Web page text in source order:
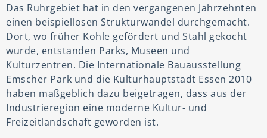
Das Ruhrgebiet hat in den vergangenen Jahrzehnten
einen beispiellosen Strukturwandel durchgemacht.
Dort, wo früher Kohle gefördert und Stahl gekocht
wurde, entstanden Parks, Museen und
Kulturzentren. Die Internationale Bauausstellung
Emscher Park und die Kulturhauptstadt Essen 2010
haben maßgeblich dazu beigetragen, dass aus der
Industrieregion eine moderne Kultur- und
Freizeitlandschaft geworden ist.